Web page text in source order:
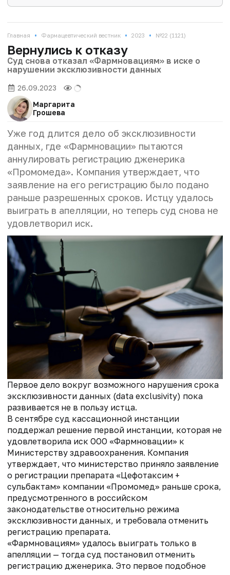
Главная • Фармацевтический вестник • 2023 • №22 (1121)
Вернулись к отказу
Суд снова отказал «Фармновациям» в иске о
нарушении эксклюзивности данных
26.09.2023
Маргарита
Грошева
Уже год длится дело об эксклюзивности
данных, где «Фармновации» пытаются
аннулировать регистрацию дженерика
«Промомеда». Компания утверждает, что
заявление на его регистрацию было подано
раньше разрешенных сроков. Истцу удалось
выиграть в апелляции, но теперь суд снова не
удовлетворил иск.
Первое дело вокруг возможного нарушения срока
эксклюзивности данных (data exclusivity) пока
развивается не в пользу истца.
В сентябре суд кассационной инстанции
поддержал решение первой инстанции, которая не
удовлетворила иск ООО «Фармновации» к
Министерству здравоохранения. Компания
утверждает, что министерство приняло заявление
о регистрации препарата «Цефотаксим +
сульбактам» компании «Промомед» раньше срока,
предусмотренного в российском
законодательстве относительно режима
эксклюзивности данных, и требовала отменить
регистрацию препарата.
«Фармновациям» удалось выиграть только в
апелляции — тогда суд постановил отменить
регистрацию дженерика. Это первое подобное